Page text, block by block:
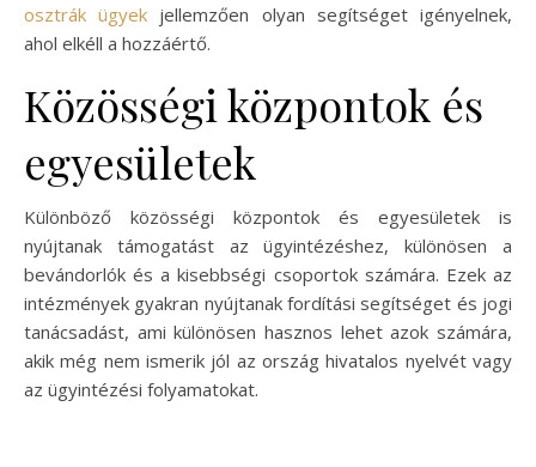
osztrák ügyek jellemzően olyan segítséget igényelnek,
ahol elkéll a hozzáértő.
Közösségi központok és
egyesületek
Különböző közösségi központok és egyesületek is
nyújtanak támogatást az ügyintézéshez, különösen a
bevándorlók és a kisebbségi csoportok számára. Ezek az
intézmények gyakran nyújtanak fordítási segítséget és jogi
tanácsadást, ami különösen hasznos lehet azok számára,
akik még nem ismerik jól az ország hivatalos nyelvét vagy
az ügyintézési folyamatokat.